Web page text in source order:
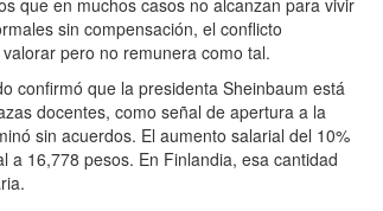
que en muchos casos no alcanzan para vivir
sin compensación, el conflicto
pero no remunera como tal.
confirmó que la presidenta Sheinbaum está
docentes, como señal de apertura a la
sin acuerdos. El aumento salarial del 10%
a 16,778 pesos. En Finlandia, esa cantidad